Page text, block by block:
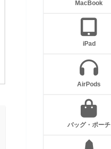
MacBook
iPad
AirPods
バッグ・ポーチ